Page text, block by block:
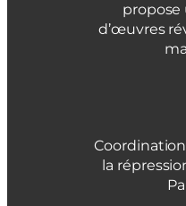
propose
d’œuvres
la